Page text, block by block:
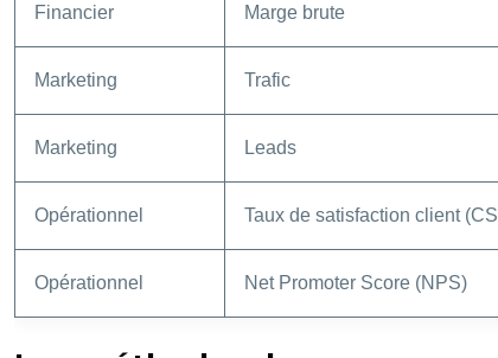
Financier Marge brute
Marketing Trafic
Marketing Leads
Opérationnel Taux de satisfaction client
Opérationnel Net Promoter Score (NPS)